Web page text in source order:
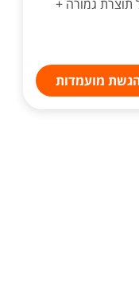
תוצרת גמורה +
מועמדות